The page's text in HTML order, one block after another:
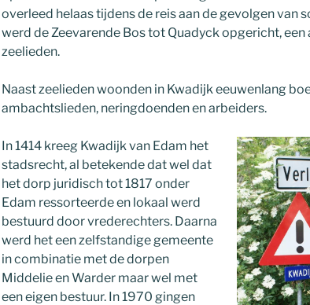
overleed helaas tijdens de reis aan de gevolgen van
werd de Zeevarende Bos tot Quadyck opgericht, een
zeelieden.
Naast zeelieden woonden in Kwadijk eeuwenlang
ambachtslieden, neringdoenden en arbeiders.
In 1414 kreeg Kwadijk van Edam het
stadsrecht, al betekende dat wel dat
het dorp juridisch tot 1817 onder
Edam ressorteerde en lokaal werd
bestuurd door vrederechters. Daarna
werd het een zelfstandige gemeente
in combinatie met de dorpen
Middelie en Warder maar wel met
een eigen bestuur. In 1970 gingen